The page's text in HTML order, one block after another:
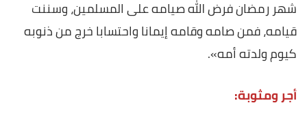
شهر رمضان فرض الله صيامه على المسلمين، وسننت
قيامه، فمن صامه وقامه إيمانا واحتسابا خرج من ذنوبه
كيوم ولدته أمه».
أجر ومثوبة: